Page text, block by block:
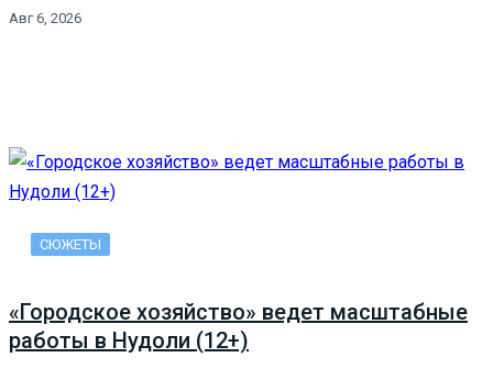
Авг 6, 2026
СЮЖЕТЫ
«Городское хозяйство» ведет масштабные
работы в Нудоли (12+)